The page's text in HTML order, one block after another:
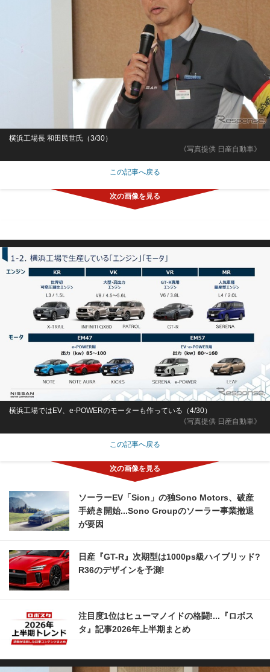
《写真提供 日産自動車》
横浜工場長 和田民世氏（3/30）
この記事へ戻る
《写真提供 日産自動車》
横浜工場ではEV、e-POWERのモーターも作っている（4/30）
この記事へ戻る
ソーラーEV「Sion」の独Sono Motors、破産
手続き開始...Sono Groupのソーラー事業撤退
が要因
日産『GT-R』次期型は1000ps級ハイブリッド?
R36のデザインを予測!
注目度1位はヒューマノイドの格闘!...『ロボス
タ』記事2026年上半期まとめ